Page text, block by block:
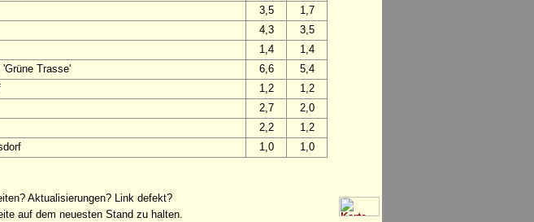
3,5
1,7
4,3
3,5
1,4
1,4
Trasse' 6,6
5,4
1,2
1,2
2,7
2,0
2,2
1,2
1,0 1,0
Aktualisierungen? Link defekt?
auf dem neuesten Stand zu halten.